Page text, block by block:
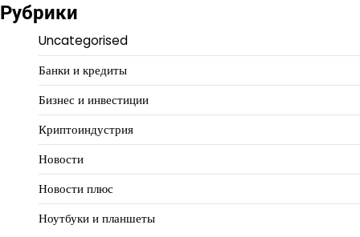
Рубрики
Uncategorised
Банки и кредиты
Бизнес и инвестиции
Криптоиндустрия
Новости
Новости плюс
Ноутбуки и планшеты